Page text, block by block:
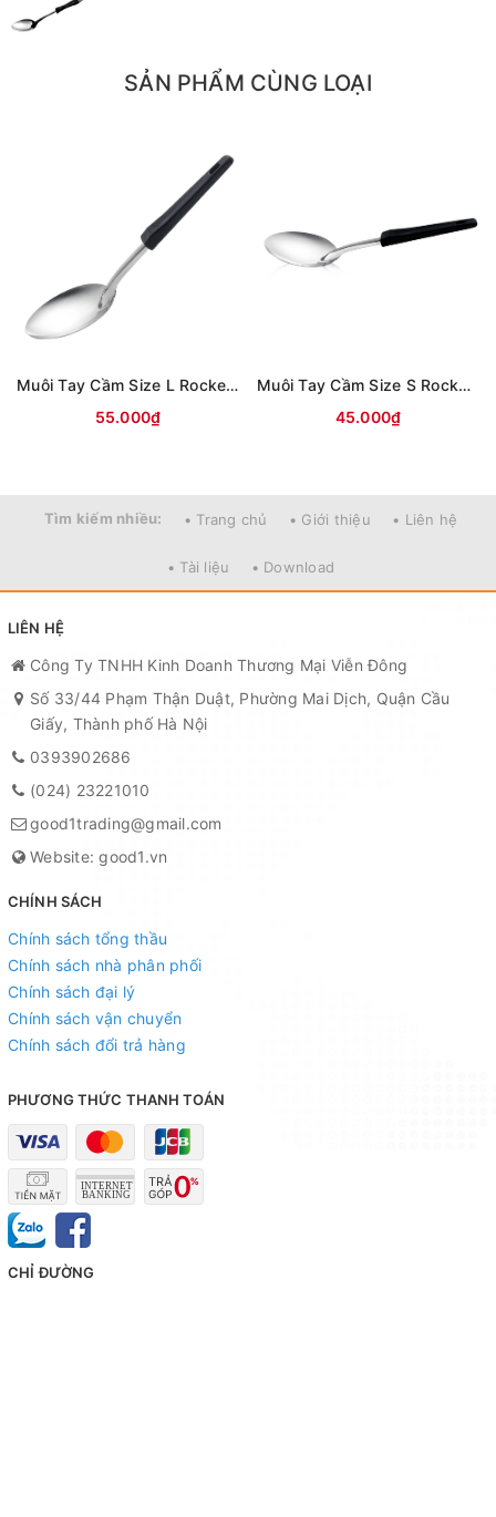
SẢN PHẨM CÙNG LOẠI
Muôi Tay Cầm Size L Rocket (3008)
55.000₫
Muôi Tay Cầm Size S Rocket (3007)
45.000₫
Tìm kiếm nhiều: • Trang chủ • Giới thiệu • Liên hệ
• Tài liệu • Download
LIÊN HỆ
Công Ty TNHH Kinh Doanh Thương Mại Viễn Đông
Số 33/44 Phạm Thận Duật, Phường Mai Dịch, Quận Cầu
Giấy, Thành phố Hà Nội
0393902686
(024) 23221010
good1trading@gmail.com
Website: good1.vn
CHÍNH SÁCH
Chính sách tổng thầu
Chính sách nhà phân phối
Chính sách đại lý
Chính sách vận chuyển
Chính sách đổi trả hàng
PHƯƠNG THỨC THANH TOÁN
CHỈ ĐƯỜNG